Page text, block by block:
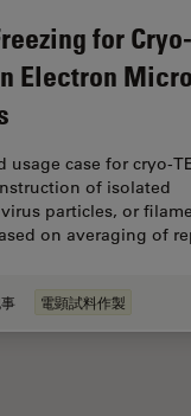
for Cryo-
Electron
usage case for cryo-
of isolated
particles, or
on averaging of
電顕試料作製